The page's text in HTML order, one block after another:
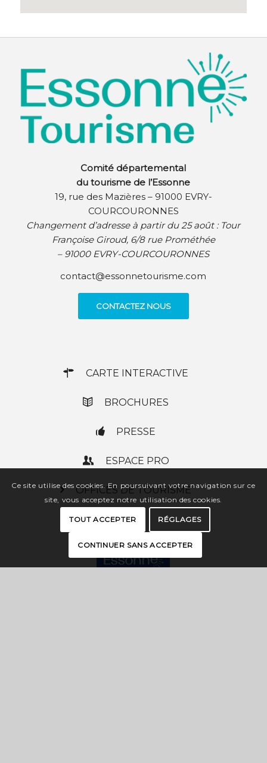
Comité départemental
du tourisme de l’Essonne
19, rue des Mazières – 91000 EVRY-
COURCOURONNES
Changement d’adresse à partir du 25 août : Tour
Françoise Giroud, 6/8 rue Prométhée
– 91000 EVRY-COURCOURONNES
contact@essonnetourisme.com
CONTACTEZ NOUS
CARTE INTERACTIVE
BROCHURES
PRESSE
ESPACE PRO
OFFICES DE TOURISME
Ce site utilise des cookies. En poursuivant votre navigation sur ce
site, vous acceptez notre utilisation des cookies.
TOUT ACCEPTER RÉGLAGES
CONTINUER SANS ACCEPTER